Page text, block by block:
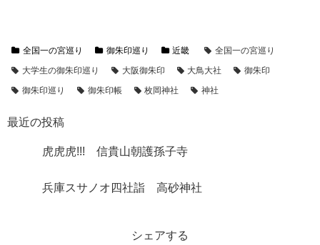
全国一の宮巡り 御朱印巡り 近畿
全国一の宮巡り
大学生の御朱印巡り
大阪御朱印 大鳥大社
御朱印
御朱印巡り
御朱印帳 枚岡神社 神社
最近の投稿
虎虎虎!!! 信貴山朝護孫子寺
兵庫スサノオ四社詣 高砂神社
シェアする